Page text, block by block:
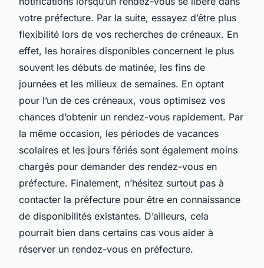
votre préfecture. Par la suite, essayez d’être plus
flexibilité lors de vos recherches de créneaux. En
effet, les horaires disponibles concernent le plus
souvent les débuts de matinée, les fins de
journées et les milieux de semaines. En optant
pour l’un de ces créneaux, vous optimisez vos
chances d’obtenir un rendez-vous rapidement. Par
la même occasion, les périodes de vacances
scolaires et les jours fériés sont également moins
chargés pour demander des rendez-vous en
préfecture. Finalement, n’hésitez surtout pas à
contacter la préfecture pour être en connaissance
de disponibilités existantes. D’ailleurs, cela
pourrait bien dans certains cas vous aider à
réserver un rendez-vous en préfecture.